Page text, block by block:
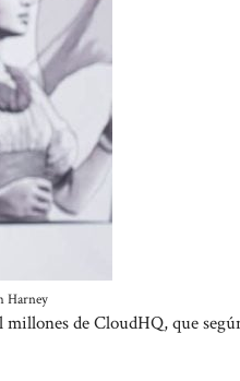
Harney
de CloudHQ, que